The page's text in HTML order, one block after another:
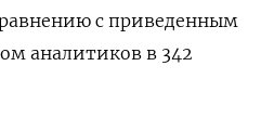
с приведенным
аналитиков в 342